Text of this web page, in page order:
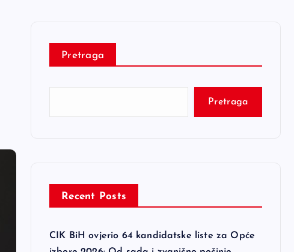
Pretraga
Pretraga
Recent Posts
CIK BiH ovjerio 64 kandidatske liste za Opće